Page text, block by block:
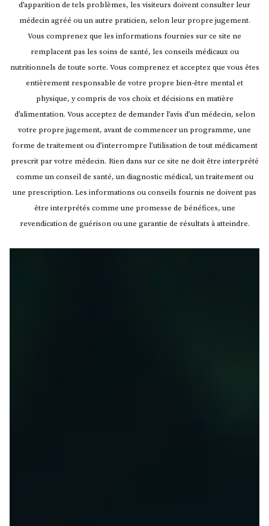
d’apparition de tels problèmes, les visiteurs doivent consulter leur
médecin agréé ou un autre praticien, selon leur propre jugement.
Vous comprenez que les informations fournies sur ce site ne
remplacent pas les soins de santé, les conseils médicaux ou
nutritionnels de toute sorte. Vous comprenez et acceptez que vous êtes
entièrement responsable de votre propre bien-être mental et
physique, y compris de vos choix et décisions en matière
d’alimentation. Vous acceptez de demander l’avis d’un médecin, selon
votre propre jugement, avant de commencer un programme, une
forme de traitement ou d’interrompre l’utilisation de tout médicament
prescrit par votre médecin. Rien dans sur ce site ne doit être interprété
comme un conseil de santé, un diagnostic médical, un traitement ou
une prescription. Les informations ou conseils fournis ne doivent pas
être interprétés comme une promesse de bénéfices, une
revendication de guérison ou une garantie de résultats à atteindre.